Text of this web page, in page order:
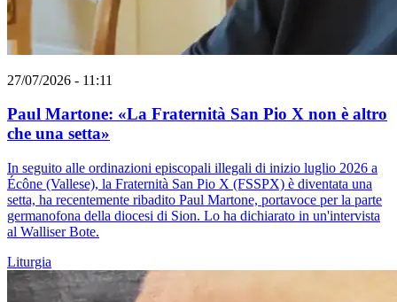
27/07/2026 - 11:11
Paul Martone: «La Fraternità San Pio X non è altro
che una setta»
In seguito alle ordinazioni episcopali illegali di inizio luglio 2026 a
Écône (Vallese), la Fraternità San Pio X (FSSPX) è diventata una
setta, ha recentemente ribadito Paul Martone, portavoce per la parte
germanofona della diocesi di Sion. Lo ha dichiarato in un'intervista
al Walliser Bote.
Liturgia